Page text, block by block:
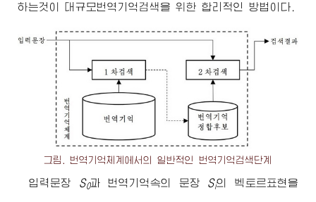
하는것이 대규모번역기억검색을 위한 합리적인 방법이다.
그림. 번역기억체계에서의 일반적인 번역기억검색단계
입력문장 S0과 번역기억속의 문장 Si의 벡토르표현을